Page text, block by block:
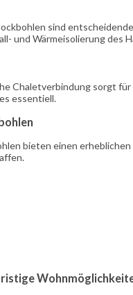
sind
und Wärmeisolierung des
Chaletverbindung sorgt
essentiell.
bieten einen